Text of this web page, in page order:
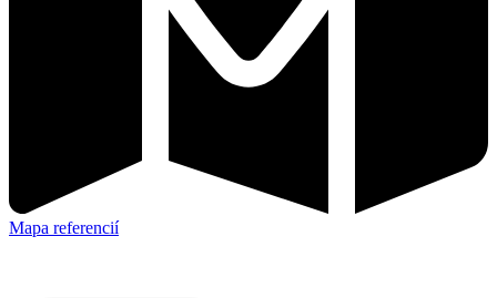
Mapa referencií